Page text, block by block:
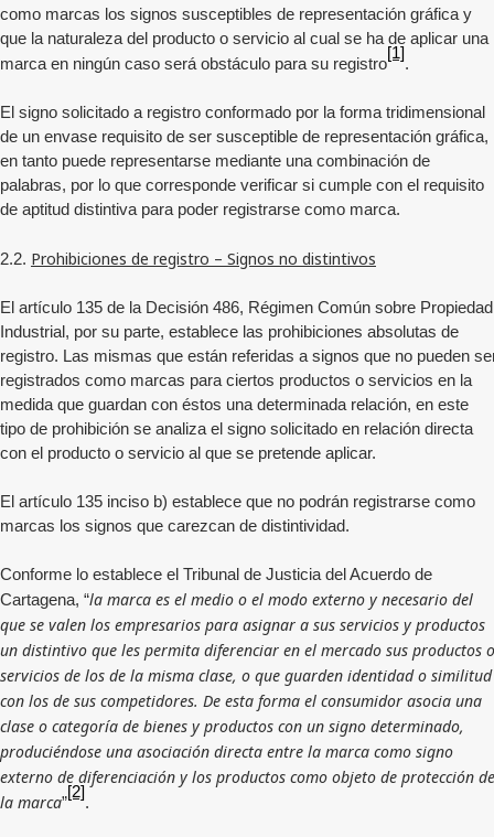
como marcas los signos susceptibles de representación gráfica y
que la naturaleza del producto o servicio al cual se ha de aplicar una
marca en ningún caso será obstáculo para su registro
[1]
.
El signo solicitado a registro conformado por la forma tridimensional
de un envase requisito de ser susceptible de representación gráfica,
en tanto puede representarse mediante una combinación de
palabras, por lo que corresponde verificar si cumple con el requisito
de aptitud distintiva para poder registrarse como marca.
2.2. Prohibiciones de registro – Signos no distintivos
El artículo 135 de la Decisión 486, Régimen Común sobre Propiedad
Industrial, por su parte, establece las prohibiciones absolutas de
registro. Las mismas que están referidas a signos que no pueden
registrados como marcas para ciertos productos o servicios en la
medida que guardan con éstos una determinada relación, en este
tipo de prohibición se analiza el signo solicitado en relación directa
con el producto o servicio al que se pretende aplicar.
El artículo 135 inciso b) establece que no podrán registrarse como
marcas los signos que carezcan de distintividad.
Conforme lo establece el Tribunal de Justicia del Acuerdo de
Cartagena, “la marca es el medio o el modo externo y necesario del
que se valen los empresarios para asignar a sus servicios y productos
un distintivo que les permita diferenciar en el mercado sus productos o
servicios de los de la misma clase, o que guarden identidad o similitud
con los de sus competidores. De esta forma el consumidor asocia una
clase o categoría de bienes y productos con un signo determinado,
produciéndose una asociación directa entre la marca como signo
externo de diferenciación y los productos como objeto de protección de
la marca”
[2]
.